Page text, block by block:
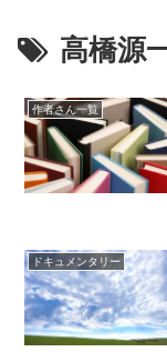
高橋源
作者さん一覧
ドキュメンタリー